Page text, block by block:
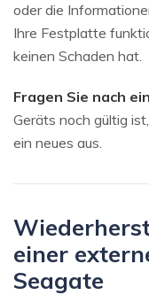
oder die
Ihre Festplatte
keinen Schaden hat.
Fragen Sie nach
Geräts noch gültig
ein neues aus.
einer
Seagate